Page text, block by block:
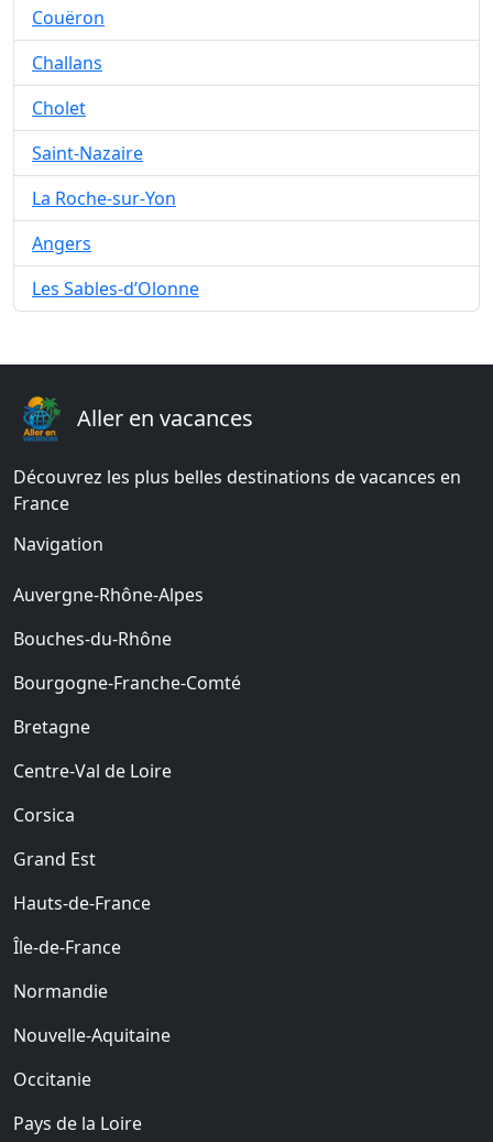
Couëron
Challans
Cholet
Saint-Nazaire
La Roche-sur-Yon
Angers
Les Sables-d’Olonne
Aller en vacances
Découvrez les plus belles destinations de vacances en
France
Navigation
Auvergne-Rhône-Alpes
Bouches-du-Rhône
Bourgogne-Franche-Comté
Bretagne
Centre-Val de Loire
Corsica
Grand Est
Hauts-de-France
Île-de-France
Normandie
Nouvelle-Aquitaine
Occitanie
Pays de la Loire